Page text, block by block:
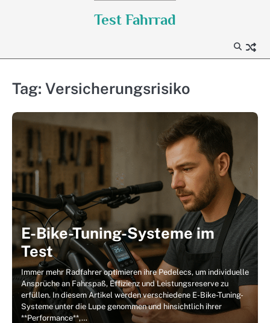
Test Fahrrad
Tag: Versicherungsrisiko
E-Bike-Tuning-Systeme im
Test
Immer mehr Radfahrer optimieren ihre Pedelecs, um individuelle
Ansprüche an Fahrspaß, Effizienz und Leistungsreserve zu
erfüllen. In diesem Artikel werden verschiedene E-Bike-Tuning-
Systeme unter die Lupe genommen und hinsichtlich ihrer
**Performance**,…